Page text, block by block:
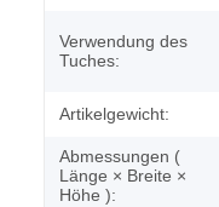
Verwendung des
Tuches:
Artikelgewicht:
Abmessungen (
Länge × Breite ×
Höhe ):